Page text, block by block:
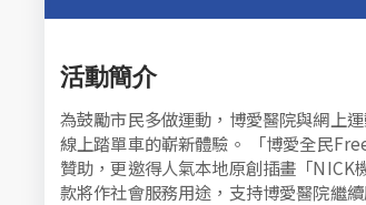
活動簡介
為鼓勵市民多做運動，博愛醫院與網上
線上踏單車的嶄新體驗。 「博愛全民
贊助，更邀得人氣本地原創插畫「NICK
款將作社會服務用途，支持博愛醫院繼